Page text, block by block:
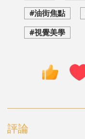
#油街焦點
#視覺美學
評論